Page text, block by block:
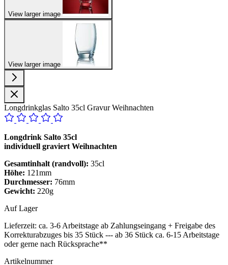
View larger image
View larger image
Longdrinkglas Salto 35cl Gravur Weihnachten
Longdrink Salto 35cl
individuell graviert Weihnachten
Gesamtinhalt (randvoll): 35cl
Höhe: 121mm
Durchmesser: 76mm
Gewicht: 220g
Auf Lager
Lieferzeit: ca. 3-6 Arbeitstage ab Zahlungseingang + Freigabe des
Korrekturabzuges bis 35 Stück --- ab 36 Stück ca. 6-15 Arbeitstage
oder gerne nach Rücksprache**
Artikelnummer